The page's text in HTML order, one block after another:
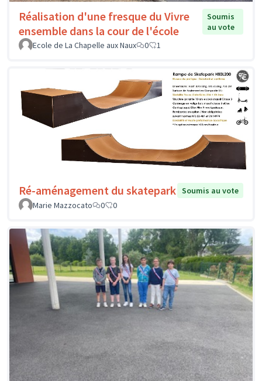
Réalisation d'une fresque du Vivre
ensemble dans la cour de l'école
Soumis
au vote
Ecole de La Chapelle aux Naux
0 1
Ré-aménagement du skatepark Soumis au vote
Marie Mazzocato
0 0